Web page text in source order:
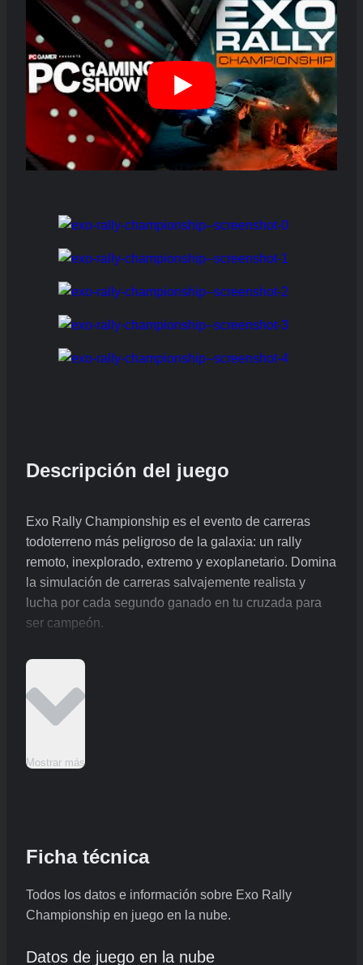
Descripción del juego
Exo Rally Championship es el evento de carreras
todoterreno más peligroso de la galaxia: un rally
remoto, inexplorado, extremo y exoplanetario. Domina
la simulación de carreras salvajemente realista y
lucha por cada segundo ganado en tu cruzada para
ser campeón.
Mostrar más
Ficha técnica
Todos los datos e información sobre Exo Rally
Championship en juego en la nube.
Datos de juego en la nube